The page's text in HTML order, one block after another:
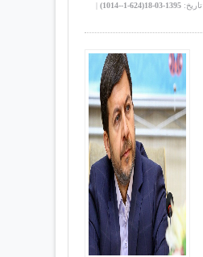
تاریخ: 1395-03-18(
624-1--1014
)
|